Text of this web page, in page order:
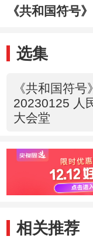
《共和国符号
选集
《共和国符号》
20230125 人
大会堂
相关推荐